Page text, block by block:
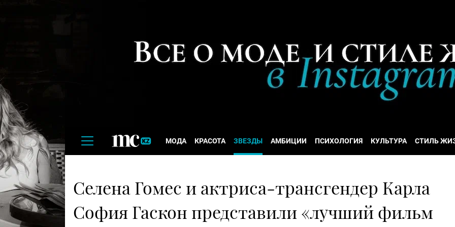
МОДА КРАСОТА ЗВЕЗДЫ АМБИЦИИ ПСИХОЛОГИЯ КУЛЬТУРА СТИЛЬ
Селена Гомес и актриса-трансгендер Карла
София Гаскон представили «лучший фильм